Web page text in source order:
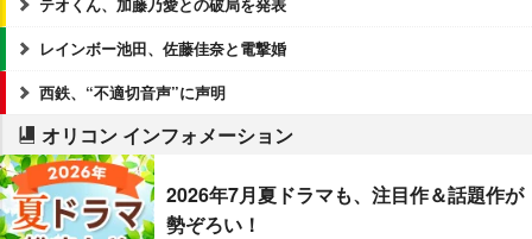
レインボー池田、佐藤佳奈と電撃婚
西鉄、“不適切音声”に声明
オリコン インフォメーション
2026年7月夏ドラマも、注目作＆話題作が
勢ぞろい！